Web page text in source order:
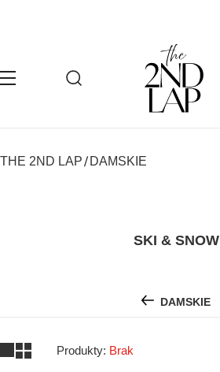
Menu Otwórz wyszukiwarkę
Szukaj
THE 2ND LAP DAMSKIE
SKI & SNOW
DAMSKIE
Produkty: Brak